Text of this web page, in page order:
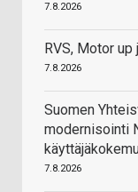
7.8.2026
RVS, Motor up
7.8.2026
Suomen
modernisointi
7.8.2026